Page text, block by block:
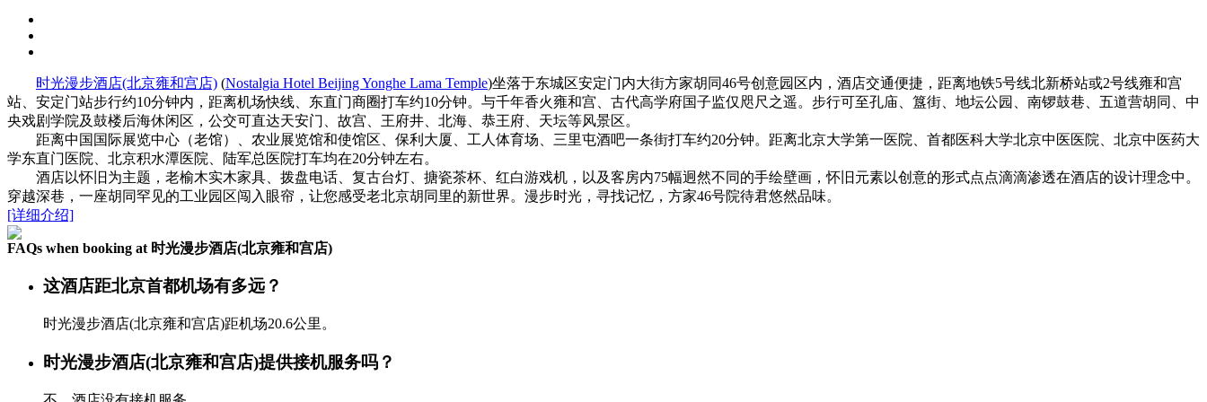
时光漫步酒店(北京雍和宫店) (Nostalgia Hotel Beijing Yonghe Lama Temple)坐落于东城区安定门内大街方家胡同46号创意园区内，酒店交通便捷，距离地铁5号线北新桥站或2号线雍和宫
站、安定门站步行约10分钟内，距离机场快线、东直门商圈打车约10分钟。与千年香火雍和宫、古代高学府国子监仅咫尺之遥。步行可至孔庙、簋街、地坛公园、南锣鼓巷、五道营胡同、中
央戏剧学院及鼓楼后海休闲区，公交可直达天安门、故宫、王府井、北海、恭王府、天坛等风景区。
距离中国国际展览中心（老馆）、农业展览馆和使馆区、保利大厦、工人体育场、三里屯酒吧一条街打车约20分钟。距离北京大学第一医院、首都医科大学北京中医医院、北京中医药大
学东直门医院、北京积水潭医院、陆军总医院打车均在20分钟左右。
酒店以怀旧为主题，老榆木实木家具、拨盘电话、复古台灯、搪瓷茶杯、红白游戏机，以及客房内75幅迥然不同的手绘壁画，怀旧元素以创意的形式点点滴滴渗透在酒店的设计理念中。
穿越深巷，一座胡同罕见的工业园区闯入眼帘，让您感受老北京胡同里的新世界。漫步时光，寻找记忆，方家46号院待君悠然品味。
[详细介绍]
FAQs when booking at 时光漫步酒店(北京雍和宫店)
这酒店距北京首都机场有多远？
时光漫步酒店(北京雍和宫店)距机场20.6公里。
时光漫步酒店(北京雍和宫店)提供接机服务吗？